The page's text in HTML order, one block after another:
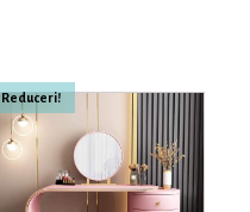
Reduceri!